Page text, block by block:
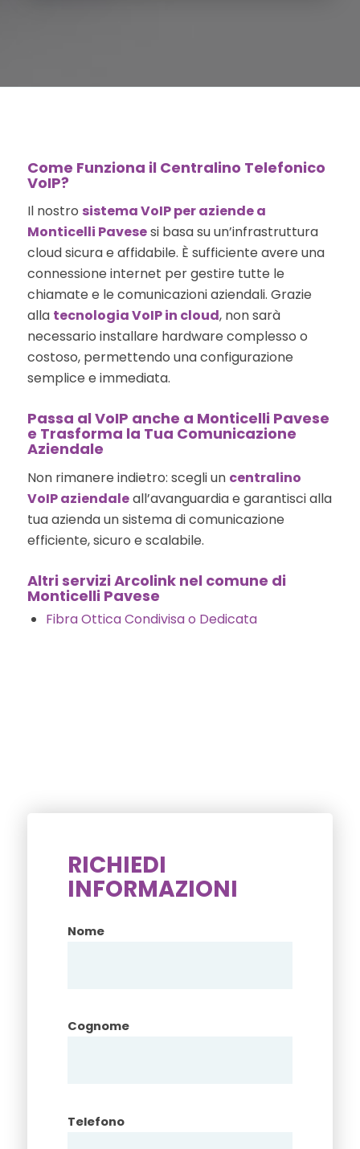
Come Funziona il Centralino Telefonico
VoIP?
Il nostro sistema VoIP per aziende a
Monticelli Pavesesi basa su un’infrastruttura
cloud sicura e affidabile. È sufficiente avere una
connessione internet per gestire tutte le
chiamate e le comunicazioni aziendali. Grazie
alla tecnologia VoIP in cloud, non sarà
necessario installare hardware complesso o
costoso, permettendo una configurazione
semplice e immediata.
Passa al VoIP anche a Monticelli Pavese
e Trasforma la Tua Comunicazione
Aziendale
Non rimanere indietro: scegli un centralino
VoIP aziendaleall’avanguardia e garantisci alla
tua azienda un sistema di comunicazione
efficiente, sicuro e scalabile.
Altri servizi Arcolink nel comune di
Monticelli Pavese
Fibra Ottica Condivisa o Dedicata
RICHIEDI
INFORMAZIONI
Nome
Cognome
Telefono